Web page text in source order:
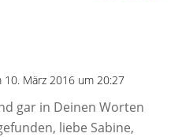
10. März 2016 um 20:27
gar in Deinen Worten
liebe Sabine,